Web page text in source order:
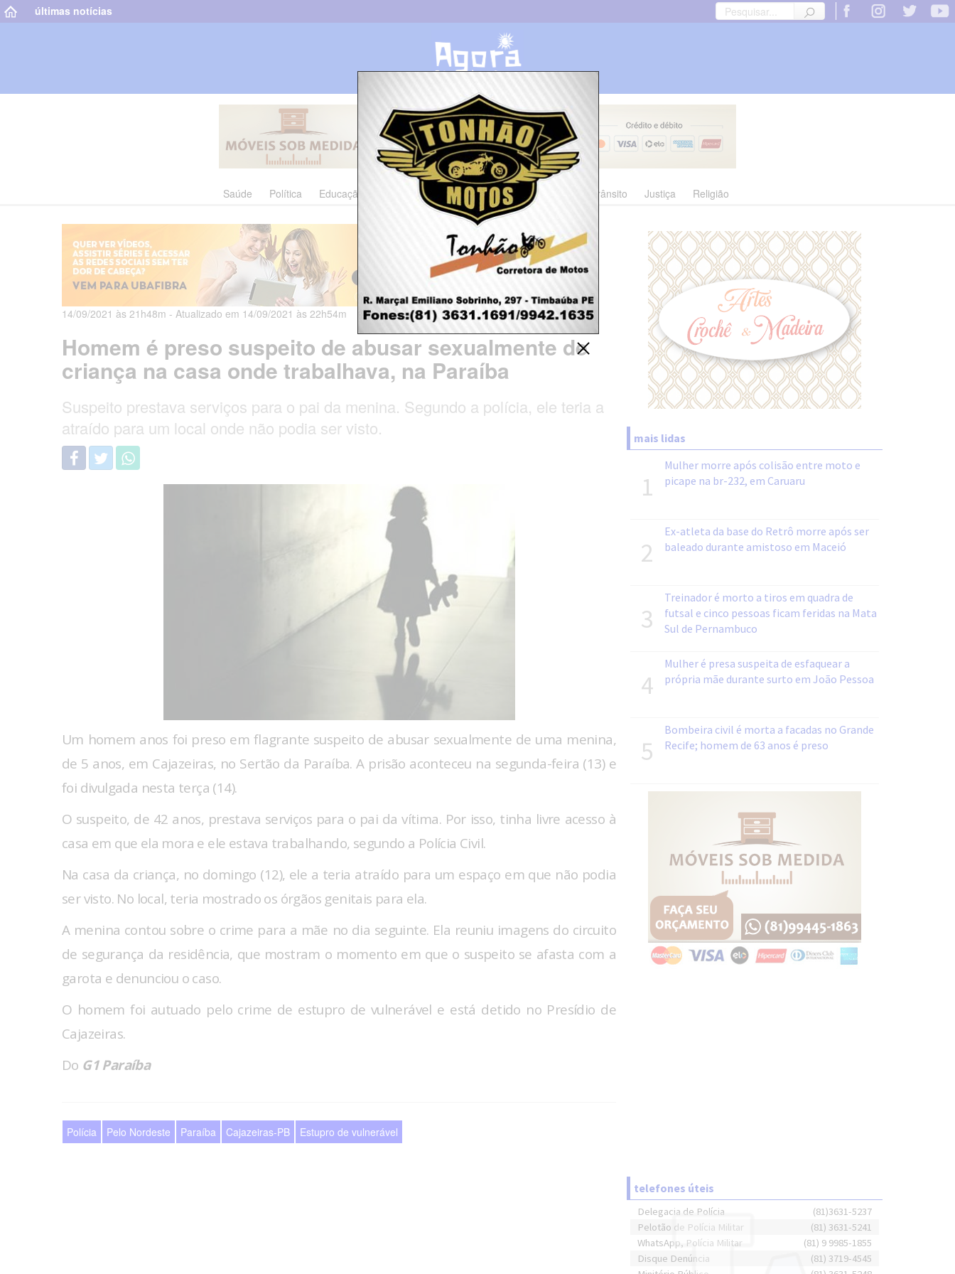
últimas notícias
Saúde Política Educação Cultura Polícia Economia Trânsito Justiça Religião
14/09/2021 às 21h48m - Atualizado em 14/09/2021 às 22h54m
Homem é preso suspeito de abusar sexualmente de
criança na casa onde trabalhava, na Paraíba
Suspeito prestava serviços para o pai da menina. Segundo a polícia, ele teria a
atraído para um local onde não podia ser visto.
Um homem anos foi preso em flagrante suspeito de abusar sexualmente de uma menina,
de 5 anos, em Cajazeiras, no Sertão da Paraíba. A prisão aconteceu na segunda-feira (13) e
foi divulgada nesta terça (14).
O suspeito, de 42 anos, prestava serviços para o pai da vítima. Por isso, tinha livre acesso à
casa em que ela mora e ele estava trabalhando, segundo a Polícia Civil.
Na casa da criança, no domingo (12), ele a teria atraído para um espaço em que não podia
ser visto. No local, teria mostrado os órgãos genitais para ela.
A menina contou sobre o crime para a mãe no dia seguinte. Ela reuniu imagens do circuito
de segurança da residência, que mostram o momento em que o suspeito se afasta com a
garota e denunciou o caso.
O homem foi autuado pelo crime de estupro de vulnerável e está detido no Presídio de
Cajazeiras.
Do G1 Paraíba
Polícia Pelo Nordeste Paraíba Cajazeiras-PB Estupro de vulnerável
mais lidas
1
Mulher morre após colisão entre moto e
picape na br-232, em Caruaru
2
Ex-atleta da base do Retrô morre após ser
baleado durante amistoso em Maceió
3
Treinador é morto a tiros em quadra de
futsal e cinco pessoas ficam feridas na Mata
Sul de Pernambuco
4
Mulher é presa suspeita de esfaquear a
própria mãe durante surto em João Pessoa
5
Bombeira civil é morta a facadas no Grande
Recife; homem de 63 anos é preso
telefones úteis
Delegacia de Polícia
(81)3631-5237
Pelotão de Polícia Militar
(81) 3631-5241
WhatsApp, Polícia Militar
(81) 9 9985-1855
Disque Denúncia
(81) 3719-4545